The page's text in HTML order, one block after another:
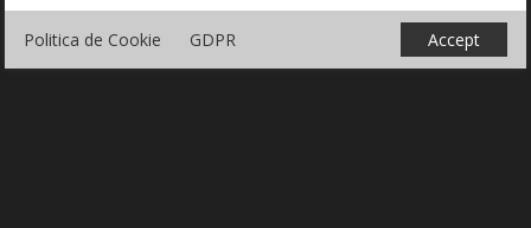
Politica de Cookie GDPR Accept